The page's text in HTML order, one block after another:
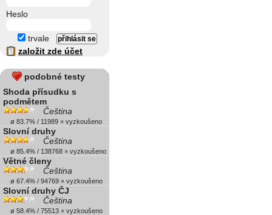
Heslo
trvale
založit zde účet
podobné testy
Shoda přísudku s
podmětem
Čeština
ø 83.7% / 11989 × vyzkoušeno
Slovní druhy
Čeština
ø 85.4% / 138768 × vyzkoušeno
Větné členy
Čeština
ø 67.4% / 94769 × vyzkoušeno
Slovní druhy ČJ
Čeština
ø 58.4% / 75513 × vyzkoušeno